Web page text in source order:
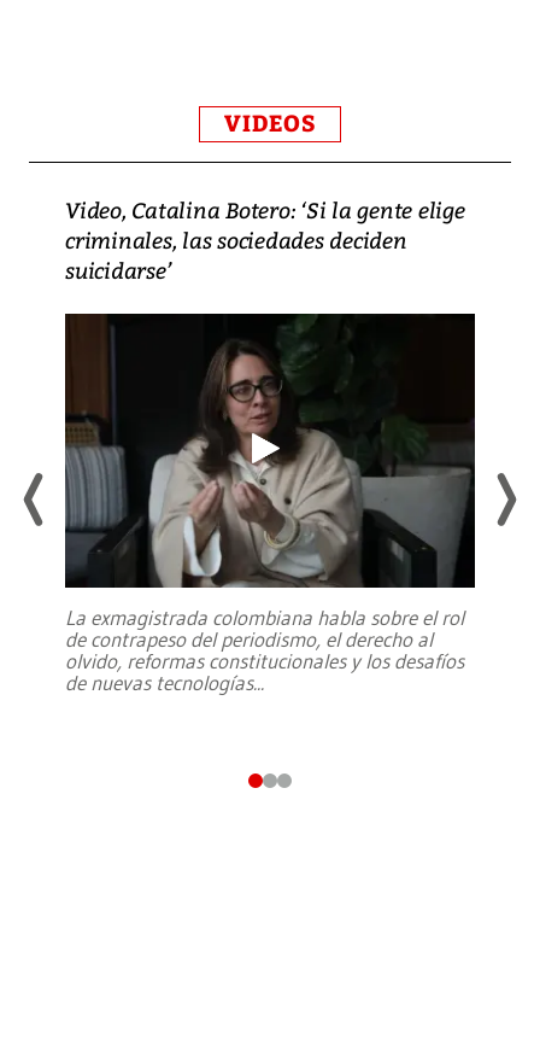
VIDEOS
Video, Catalina Botero: ‘Si la gente elige
criminales, las sociedades deciden
suicidarse’
La exmagistrada colombiana habla sobre el rol
de contrapeso del periodismo, el derecho al
olvido, reformas constitucionales y los desafíos
de nuevas tecnologías...